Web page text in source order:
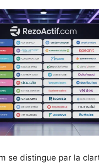
se distingue par la